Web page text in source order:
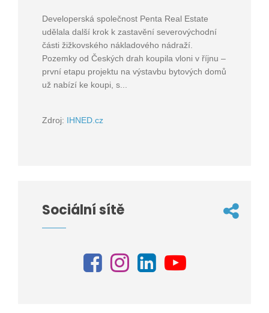
Developerská společnost Penta Real Estate
udělala další krok k zastavění severovýchodní
části žižkovského nákladového nádraží.
Pozemky od Českých drah koupila vloni v říjnu –
první etapu projektu na výstavbu bytových domů
už nabízí ke koupi, s...
Zdroj: IHNED.cz
Sociální sítě